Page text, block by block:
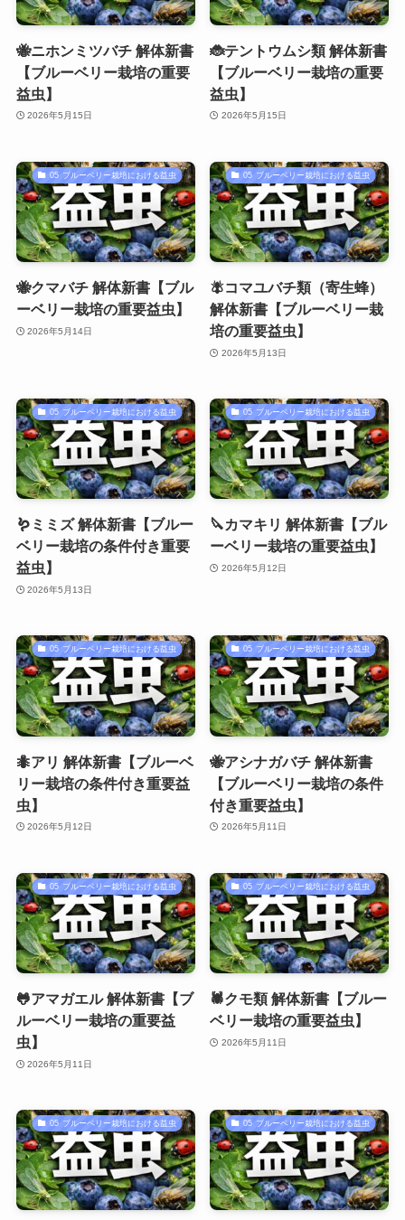
🐝ニホンミツバチ 解体新書
【ブルーベリー栽培の重要
益虫】
2026年5月15日
🐞テントウムシ類 解体新書
【ブルーベリー栽培の重要
益虫】
2026年5月15日
05 ブルーベリー栽培における益虫
🐝クマバチ 解体新書【ブル
ーベリー栽培の重要益虫】
2026年5月14日
05 ブルーベリー栽培における益虫
🪰コマユバチ類（寄生蜂）
解体新書【ブルーベリー栽
培の重要益虫】
2026年5月13日
05 ブルーベリー栽培における益虫
🪱ミミズ 解体新書【ブルー
ベリー栽培の条件付き重要
益虫】
2026年5月13日
05 ブルーベリー栽培における益虫
🔪カマキリ 解体新書【ブル
ーベリー栽培の重要益虫】
2026年5月12日
05 ブルーベリー栽培における益虫
🐜アリ 解体新書【ブルーベ
リー栽培の条件付き重要益
虫】
2026年5月12日
05 ブルーベリー栽培における益虫
🐝アシナガバチ 解体新書
【ブルーベリー栽培の条件
付き重要益虫】
2026年5月11日
05 ブルーベリー栽培における益虫
🐸アマガエル 解体新書【ブ
ルーベリー栽培の重要益
虫】
2026年5月11日
05 ブルーベリー栽培における益虫
🕷クモ類 解体新書【ブルー
ベリー栽培の重要益虫】
2026年5月11日
05 ブルーベリー栽培における益虫 05 ブルーベリー栽培における益虫